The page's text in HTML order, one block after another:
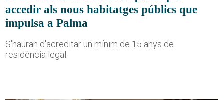
accedir als nous habitatges públics que
impulsa a Palma
S'hauran d'acreditar un mínim de 15 anys de
residència legal